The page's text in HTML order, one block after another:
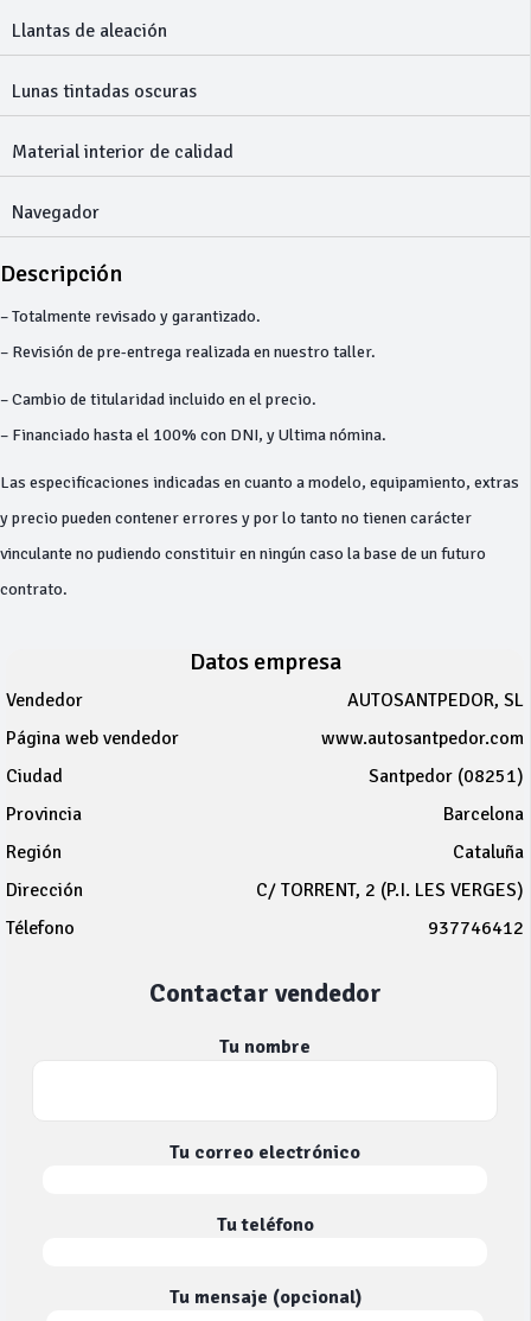
Llantas de aleación
Lunas tintadas oscuras
Material interior de calidad
Navegador
Descripción
– Totalmente revisado y garantizado.
– Revisión de pre-entrega realizada en nuestro taller.
– Cambio de titularidad incluido en el precio.
– Financiado hasta el 100% con DNI, y Ultima nómina.
Las especificaciones indicadas en cuanto a modelo, equipamiento, extras
y precio pueden contener errores y por lo tanto no tienen carácter
vinculante no pudiendo constituir en ningún caso la base de un futuro
contrato.
Datos empresa
Vendedor
AUTOSANTPEDOR, SL
Página web vendedor
www.autosantpedor.com
Ciudad
Santpedor (08251)
Provincia
Barcelona
Región
Cataluña
Dirección
C/ TORRENT, 2 (P.I. LES VERGES)
Télefono
937746412
Contactar vendedor
Tu nombre
Tu correo electrónico
Tu teléfono
Tu mensaje (opcional)